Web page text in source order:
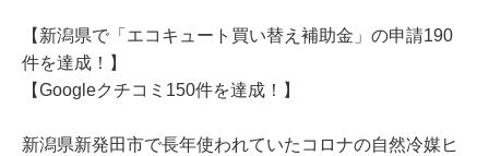
【新潟県で「エコキュート買い替え補助金」の申請190
件を達成！】
【Googleクチコミ150件を達成！】
新潟県新発田市で長年使われていたコロナの自然冷媒ヒ